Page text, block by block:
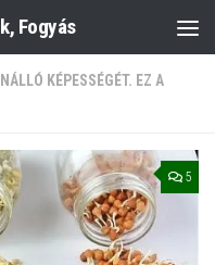
Fogyás
KÉPESSÉGÉT. EZ A
5